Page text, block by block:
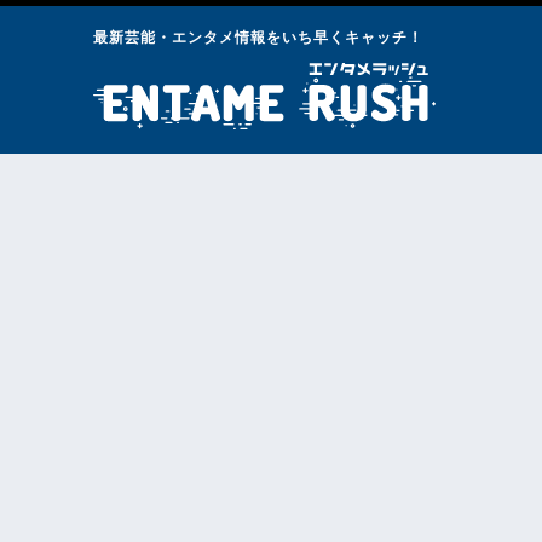
最新芸能・エンタメ情報をいち早くキャッチ！